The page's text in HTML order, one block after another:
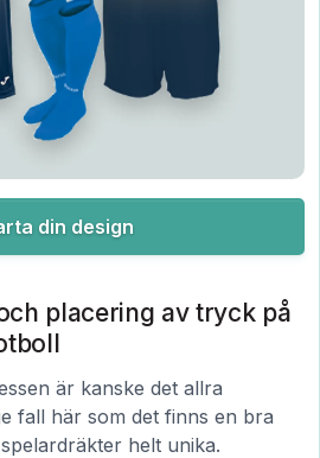
din design
placering av tryck på
är kanske det allra
fall här som det finns en bra
helt unika.